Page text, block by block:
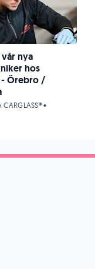
nya
hos
- Örebro /
CARGLASS® •